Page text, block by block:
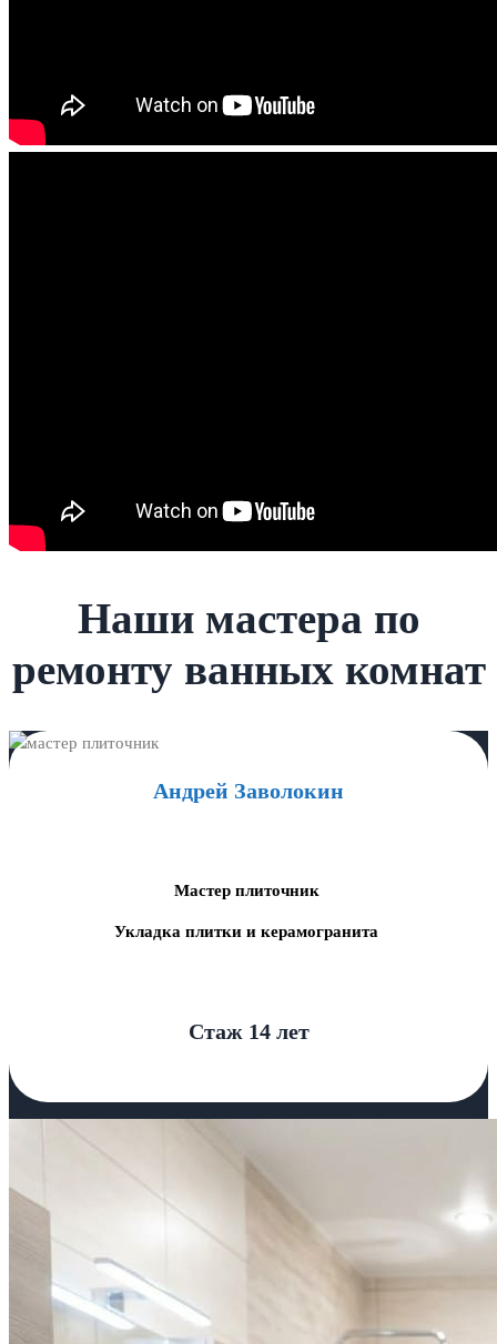
Наши мастера по
ремонту ванных комнат
Андрей Заволокин
Мастер плиточник
Укладка плитки и керамогранита
Стаж 14 лет